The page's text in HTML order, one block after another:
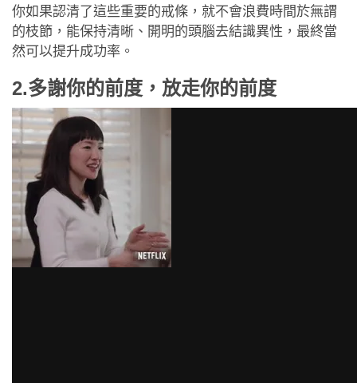
你如果認清了這些重要的戒條，就不會浪費時間於無謂
的枝節，能保持清晰、開明的頭腦去結識異性，最終當
然可以提升成功率。
2.多謝你的前度，放走你的前度